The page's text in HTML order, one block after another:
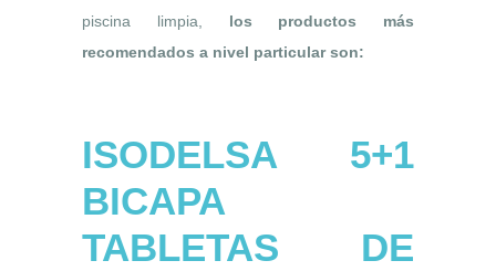
piscina limpia, los productos más
recomendados a nivel particular son:
ISODELSA 5+1
BICAPA
TABLETAS DE